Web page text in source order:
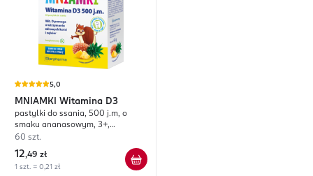
5,0
MNIAMKI Witamina D3
pastylki do ssania, 500 j.m, o
smaku ananasowym, 3+,
suplement diety
60 szt.
12,49 zł
1 szt. = 0,21 zł